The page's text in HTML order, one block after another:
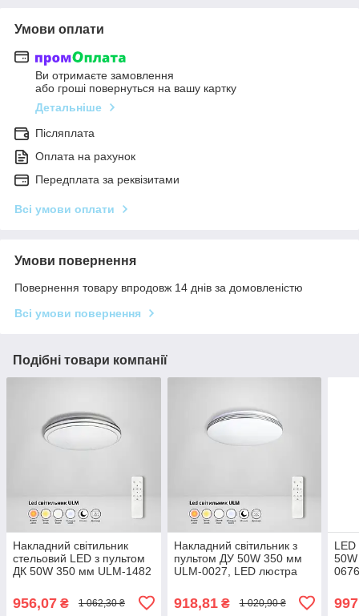
Умови оплати
Ви отримаєте замовлення
або гроші повернуться на вашу картку
Детальніше
Післяплата
Оплата на рахунок
Передплата за реквізитами
Всі умови оплати
Умови повернення
Повернення товару впродовж 14 днів за домовленістю
Всі умови повернення
Подібні товари компанії
Накладний світильник
стельовий LED з пультом
ДК 50W 350 мм ULM-1482
956,07 ₴ 1 062,30 ₴
Накладний світильник з
пультом ДУ 50W 350 мм
ULM-0027, LED люстра
918,81₴ 1 020,90 ₴
LED